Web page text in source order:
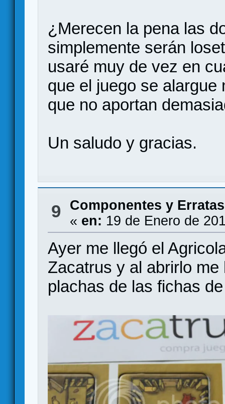
¿Merecen la pena las
simplemente serán
usaré muy de vez en
que el juego se
que no aportan
Un saludo y gracias.
9 Componentes y Erratas
« en: 19 de Enero de
Ayer me llegó el
Zacatrus y al abrirlo
plachas de las fichas